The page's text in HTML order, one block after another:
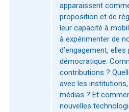
apparaissent
proposition et de
leur capacité à
à expérimenter de
d’engagement,
démocratique.
contributions ?
avec les
médias ? Et
nouvelles